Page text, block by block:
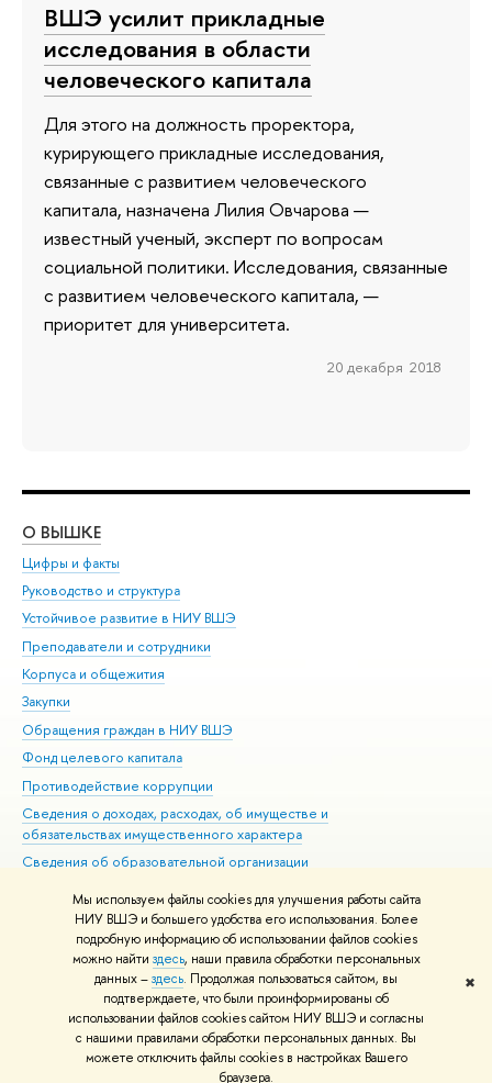
Мы используем файлы cookies для улучшения работы сайта
НИУ ВШЭ и большего удобства его использования. Более
подробную информацию об использовании файлов cookies
можно найти здесь, наши правила обработки персональных
данных –здесь. Продолжая пользоваться сайтом, вы
подтверждаете, что были проинформированы об
использовании файлов cookies сайтом НИУ ВШЭ и согласны
с нашими правилами обработки персональных данных. Вы
можете отключить файлы cookies в настройках Вашего
браузера.
✖
ВШЭ усилит прикладные
исследования в области
человеческого капитала
Для этого на должность проректора,
курирующего прикладные исследования,
связанные с развитием человеческого
капитала, назначена Лилия Овчарова —
известный ученый, эксперт по вопросам
социальной политики. Исследования, связанные
с развитием человеческого капитала, —
приоритет для университета.
20 декабря 2018
О ВЫШКЕ
Цифры и факты
Руководство и структура
Устойчивое развитие в НИУ ВШЭ
Преподаватели и сотрудники
Корпуса и общежития
Закупки
Обращения граждан в НИУ ВШЭ
Фонд целевого капитала
Противодействие коррупции
Сведения о доходах, расходах, об имуществе и
обязательствах имущественного характера
Сведения об образовательной организации
Людям с ограниченными возможностями здоровья
Единая платежная страница
Работа в Вышке
© НИУ ВШЭ 1993–2026 Адреса и контакты Условия использования
материалов Политика конфиденциальности Карта сайта
Шрифты HSE Sans и HSE Slab разработаны вШколе дизайна НИУ ВШЭ